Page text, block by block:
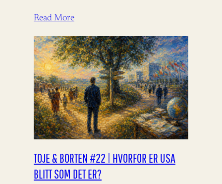
Read More
TOJE & BORTEN #22 | HVORFOR ER USA
BLITT SOM DET ER?